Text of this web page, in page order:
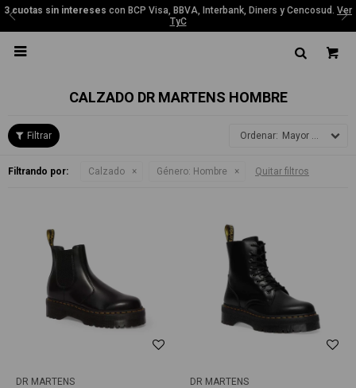
3 cuotas sin intereses con BCP Visa, BBVA, Interbank, Diners y Cencosud. Ver
TyC

CALZADO DR MARTENS HOMBRE
Mayor precio
Filtrando por: Calzado Género: Hombre Quitar filtros
DR MARTENS DR MARTENS